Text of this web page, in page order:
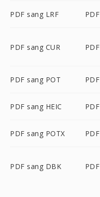
PDF sang LRF
PDF sang CUR
PDF sang POT
PDF sang HEIC
PDF sang POTX
PDF sang DBK